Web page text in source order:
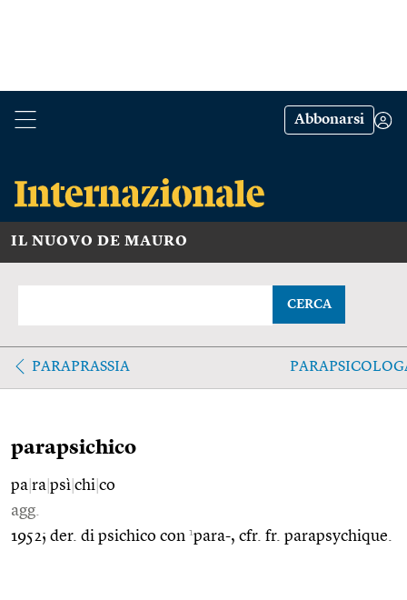
Abbonarsi
IL NUOVO DE MAURO
CERCA
PARAPRASSIA
parapsichico
pa ra psì chi co
agg.
1952; der. di psichico con 1para-, cfr. fr. parapsychique.